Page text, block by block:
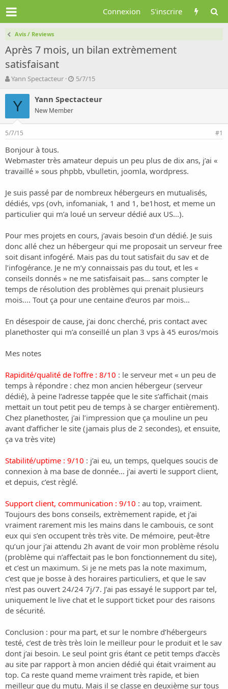
Connexion S'inscrire
Avis / Reviews
Après 7 mois, un bilan extrèmement
satisfaisant
A
t
e
r
d
l
a
d
c
u
s
i
o
n
Yann Spectacteur
D
t
e
u
t
5/7/15
Y Yann Spectacteur
New Member
5/7/15 #1
Bonjour à tous.
Webmaster très amateur depuis un peu plus de dix ans, j’ai «
travaillé » sous phpbb, vbulletin, joomla, wordpress.
Je suis passé par de nombreux hébergeurs en mutualisés,
dédiés, vps (ovh, infomaniak, 1 and 1, be1host, et meme un
particulier qui m’a loué un serveur dédié aux US…).
Pour mes projets en cours, j’avais besoin d’un dédié. Je suis
donc allé chez un hébergeur qui me proposait un serveur free
soit disant infogéré. Mais pas du tout satisfait du sav et de
l’infogérance. Je ne m’y connaissais pas du tout, et les «
conseils donnés » ne me satisfaisait pas… sans compter le
temps de résolution des problèmes qui prenait plusieurs
mois…. Tout ça pour une centaine d’euros par mois…
En désespoir de cause, j’ai donc cherché, pris contact avec
planethoster qui m’a conseillé un plan 3 vps à 45 euros/mois
Mes notes
Rapidité/qualité de l’offre : 8/10 : le serveur met « un peu de
temps à répondre : chez mon ancien hébergeur (serveur
dédié), à peine l’adresse tappée que le site s’affichait (mais
mettait un tout petit peu de temps à se charger entièrement).
Chez planethoster, j’ai l’impression que ça mouline un peu
avant d’afficher le site (jamais plus de 2 secondes), et ensuite,
ça va très vite)
Stabilité/uptime : 9/10 : j’ai eu, un temps, quelques soucis de
connexion à ma base de donnée… j’ai averti le support client,
et depuis, c’est règlé.
Support client, communication : 9/10 : au top, vraiment.
Toujours des bons conseils, extrèmement rapide, et j’ai
vraiment rarement mis les mains dans le cambouis, ce sont
eux qui s’en occupent très très vite. De mémoire, peut-être
qu’un jour j’ai attendu 2h avant de voir mon problème résolu
(problème qui n’affectait pas le bon fonctionnement du site),
et c’est un maximum. Si je ne mets pas la note maximum,
c’est que je bosse à des horaires particuliers, et que le sav
n’est pas ouvert 24/24 7j/7. J’ai pas essayé le support par tel,
uniquement le live chat et le support ticket pour des raisons
de sécurité.
Conclusion : pour ma part, et sur le nombre d’hébergeurs
testé, c’est de très très loin le meilleur pour le produit et le sav
dont j’ai besoin. Le seul point gris étant ce petit temps d’accès
au site par rapport à mon ancien dédié qui était vraiment au
top. Ca reste quand meme vraiment très rapide, et bien
meilleur que du mutu. Mais il se classe en deuxième sur tous